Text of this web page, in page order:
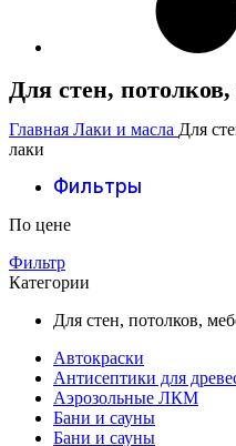
Для стен,
Главная Лаки и масла Для
лаки
Фильтры
По цене
Фильтр
Категории
Для стен, потолков,
Автокраски
Антисептики для
Аэрозольные ЛКМ
Бани и сауны
Бани и сауны